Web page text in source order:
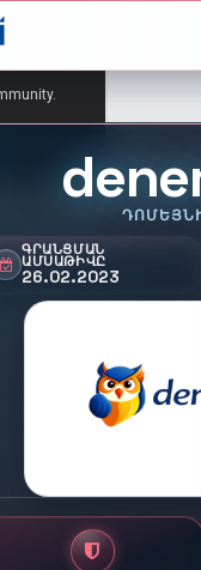
ԳՐԱՆՑՄԱՆ
ԱՄՍԱԹԻՎԸ
26.02.2023